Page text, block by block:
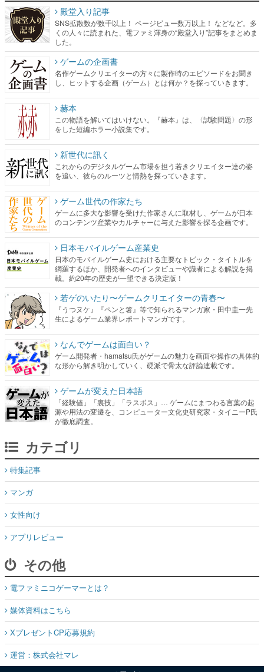
殿堂入り記事
SNS拡散数が数千以上！ ページビュー数万以上！ などなど。多
くの人々に読まれた、電ファミ渾身の“殿堂入り”記事をまとめま
した。
ゲームの企画書
名作ゲームクリエイターの方々に製作時のエピソードをお聞き
し、ヒットする企画（ゲーム）とは何か？を探っていきます。
赫本
この物語を解いてはいけない。『赫本』は、〈試験問題〉の形
をした短編ホラー小説集です。
新世代に訊く
これからのデジタルゲーム市場を担う若きクリエイター達の姿
を追い、彼らのルーツと情熱を探っていきます。
ゲーム世代の作家たち
ゲームに多大な影響を受けた作家さんに取材し、ゲームが日本
のコンテンツ産業やカルチャーに与えた影響を探る企画です。
日本モバイルゲーム産業史
日本のモバイルゲーム史における主要なトピック・タイトルを
網羅するほか、開発者へのインタビューや識者による解説を掲
載。約20年の歴史が一望できる決定版！
若ゲのいたり〜ゲームクリエイターの青春〜
『うつヌケ』『ペンと箸』等で知られるマンガ家・田中圭一先
生によるゲーム業界レポートマンガです。
なんでゲームは面白い？
ゲーム開発者・hamatsu氏がゲームの魅力を画面や操作の具体的
な形から解き明かしていく、硬派で骨太な評論連載です。
ゲームが変えた日本語
「経験値」「裏技」「ラスボス」… ゲームにまつわる言葉の起
源や用法の変遷を、コンピューター文化史研究家・タイニーP氏
が徹底調査。
カテゴリ
特集記事
マンガ
女性向け
アプリレビュー
その他
電ファミニコゲーマーとは？
媒体資料はこちら
XプレゼントCP応募規約
運営：株式会社マレ